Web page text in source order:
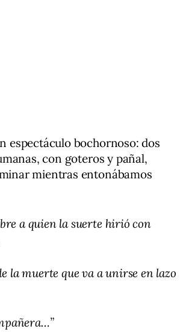
espectáculo bochornoso: dos
con goteros y pañal,
mientras entonábamos
a quien la suerte hirió con
la muerte que va a unirse en lazo